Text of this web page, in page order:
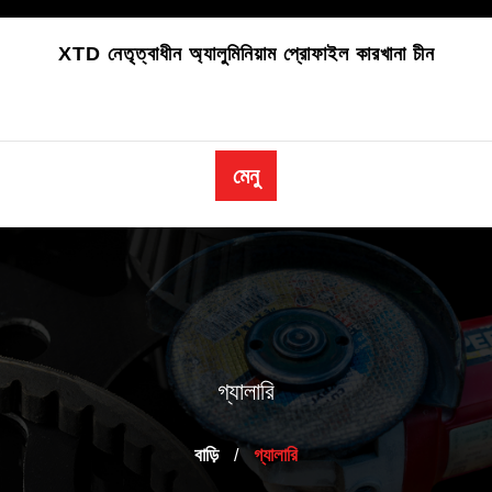
XTD নেতৃত্বাধীন অ্যালুমিনিয়াম প্রোফাইল কারখানা চীন
মেনু
গ্যালারি
বাড়ি / গ্যালারি